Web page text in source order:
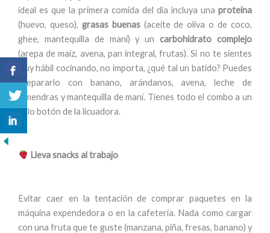
ideal es que la primera comida del día incluya una proteína
(huevo, queso), grasas buenas(aceite de oliva o de coco,
ghee, mantequilla de maní) y uncarbohidrato complejo
(arepa de maíz, avena, pan integral, frutas). Si no te sientes
muy hábil cocinando, no importa, ¿qué tal un batido? Puedes
prepararlo con banano, arándanos, avena, leche de
almendras y mantequilla de maní. Tienes todo el combo a un
solo botón de la licuadora.
Lleva snacks al trabajo
Evitar caer en la tentación de comprar paquetes en la
máquina expendedora o en la cafetería. Nada como cargar
con una fruta que te guste (manzana, piña, fresas, banano) y